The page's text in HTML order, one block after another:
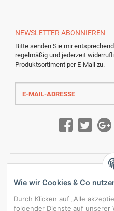
NEWSLETTERABONNIEREN
Bitte senden Sie mir
regelmäßig und jederzeit
Produktsortiment per E-Mail zu.
E-
Mail-
Wie wir Cookies & Co
Durch Klicken auf „Alle
folgender Dienste auf unserer